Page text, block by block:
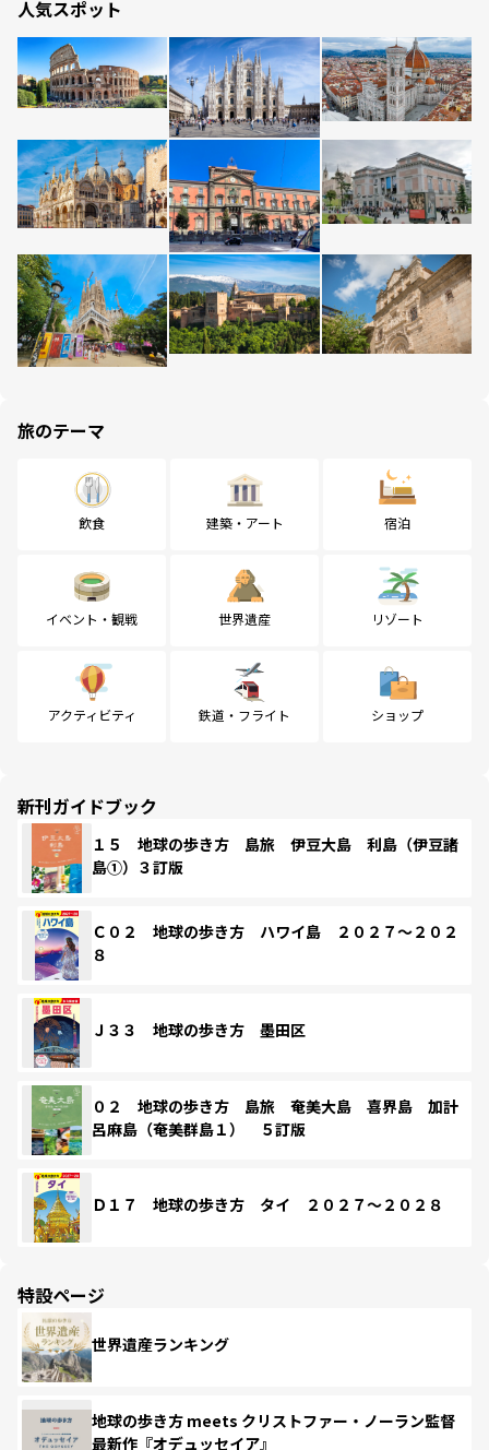
人気スポット
旅のテーマ
飲食 建築・アート 宿泊
イベント・観戦 世界遺産 リゾート
アクティビティ 鉄道・フライト ショップ
新刊ガイドブック
１５ 地球の歩き方 島旅 伊豆大島 利島（伊豆諸
島①）３訂版
Ｃ０２ 地球の歩き方 ハワイ島 ２０２７～２０２
８
Ｊ３３ 地球の歩き方 墨田区
０２ 地球の歩き方 島旅 奄美大島 喜界島 加計
呂麻島（奄美群島１） ５訂版
Ｄ１７ 地球の歩き方 タイ ２０２７～２０２８
特設ページ
世界遺産ランキング
地球の歩き方 meets クリストファー・ノーラン監督
最新作『オデュッセイア』